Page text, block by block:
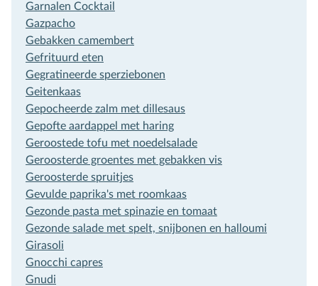
Garnalen Cocktail
Gazpacho
Gebakken camembert
Gefrituurd eten
Gegratineerde sperziebonen
Geitenkaas
Gepocheerde zalm met dillesaus
Gepofte aardappel met haring
Geroostede tofu met noedelsalade
Geroosterde groentes met gebakken vis
Geroosterde spruitjes
Gevulde paprika's met roomkaas
Gezonde pasta met spinazie en tomaat
Gezonde salade met spelt, snijbonen en halloumi
Girasoli
Gnocchi capres
Gnudi